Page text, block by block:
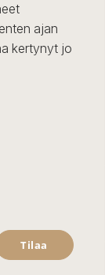
ajan
kertynyt jo
Tilaa